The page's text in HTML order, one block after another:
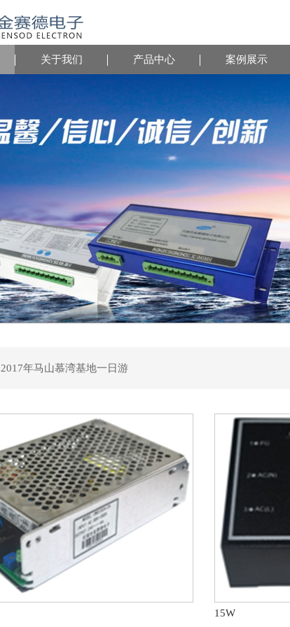
关于我们 产品中心 案例展示
2017年马山慕湾基地一日游
公司荣获电气行业优选潜力品牌，配电领域十大优选配套供应商
参加第四届电力行业变配电及电能质量专业技术交流会
第八届配电自动化技术应用论坛于大连圆满落下帷幕
15W